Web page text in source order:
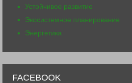
Устойчивое развитие
Экосистемное планирование
Энергетика
FACEBOOK